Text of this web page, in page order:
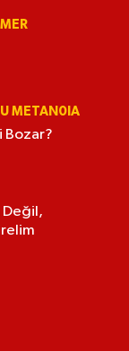
METAN0IA
Bozar?
Değil,